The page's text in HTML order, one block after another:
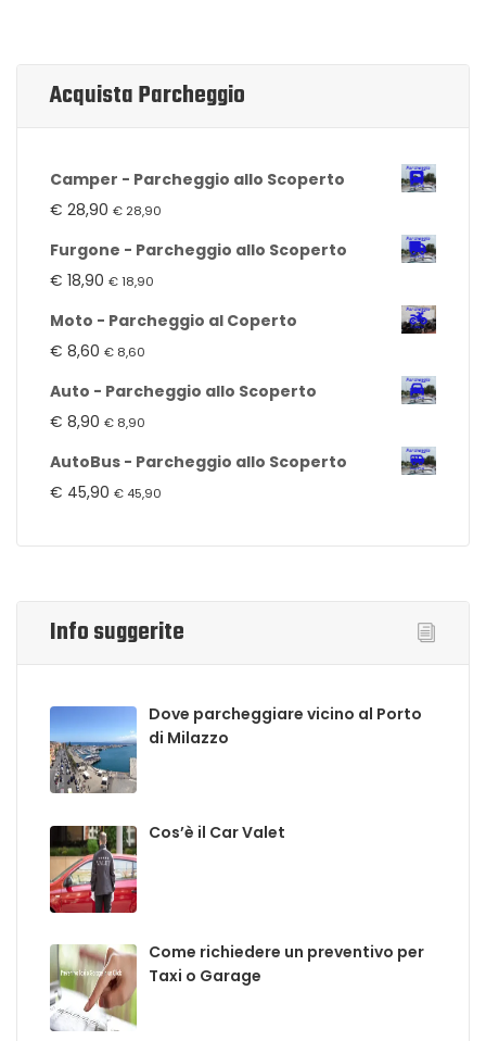
Acquista Parcheggio
Camper - Parcheggio allo Scoperto
€ 28,90 € 28,90
Furgone - Parcheggio allo Scoperto
€ 18,90 €18,90
Moto - Parcheggio al Coperto
€ 8,60 € 8,60
Auto - Parcheggio allo Scoperto
€ 8,90 € 8,90
AutoBus - Parcheggio allo Scoperto
€ 45,90 € 45,90
Info suggerite
Dove parcheggiare vicino al Porto
di Milazzo
Cos’è il Car Valet
Come richiedere un preventivo per
Taxi o Garage